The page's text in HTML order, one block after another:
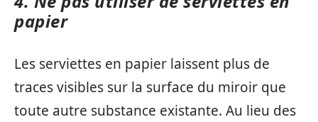
papier
Les serviettes en papier laissent plus de
traces visibles sur la surface du miroir que
toute autre substance existante. Au lieu des